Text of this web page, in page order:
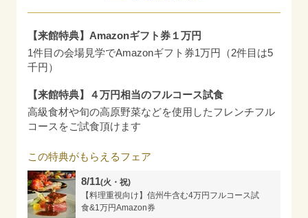
【来館特典】Amazonギフト券１万円
1件目の会場見学でAmazonギフト券1万円（2件目は5
千円）
【来館特典】４万円相当のフルコース試食
高級食材や旬の高原野菜などを使用したフレンチフル
コースをご試食頂けます
この特典がもらえるフェア
8/11(火・祝)
【料理重視向け】信州牛含む4万円フルコース試
食&1万円Amazon券